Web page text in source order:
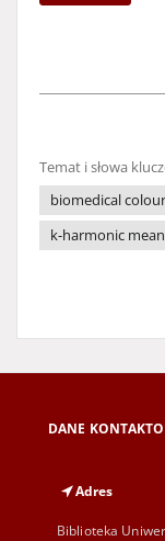
Temat i słowa
biomedical
k-harmonic
DANE
Adres
Biblioteka